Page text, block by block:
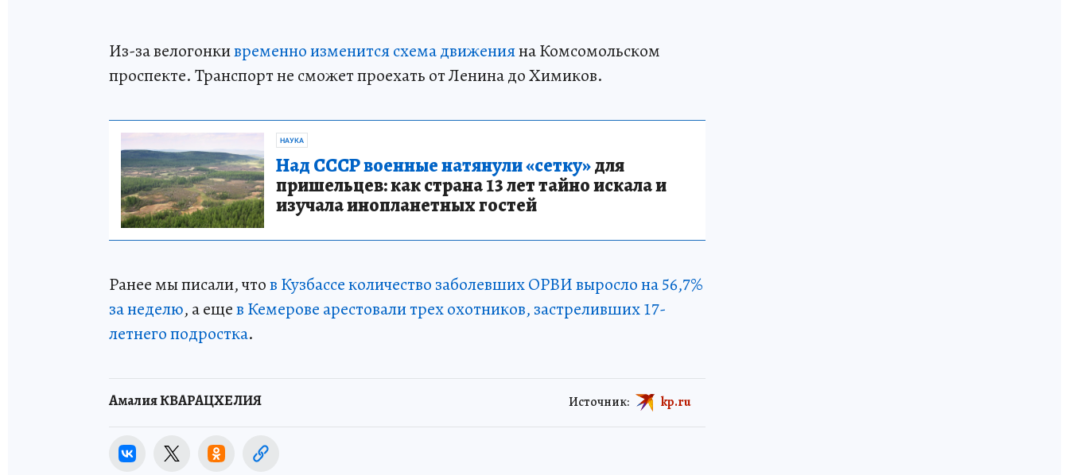
Из-за велогонкивременно изменится схема движенияна Комсомольском
проспекте. Транспорт не сможет проехать от Ленина до Химиков.
НАУКА
Над СССР военные натянули «сетку»для
пришельцев: как страна 13 лет тайно искала и
изучала инопланетных гостей
Ранее мы писали, чтов Кузбассе количество заболевших ОРВИ выросло на 56,7%
за неделю, а ещев Кемерове арестовали трех охотников, застреливших 17-
летнего подростка.
Амалия КВАРАЦХЕЛИЯ Источник: kp.ru